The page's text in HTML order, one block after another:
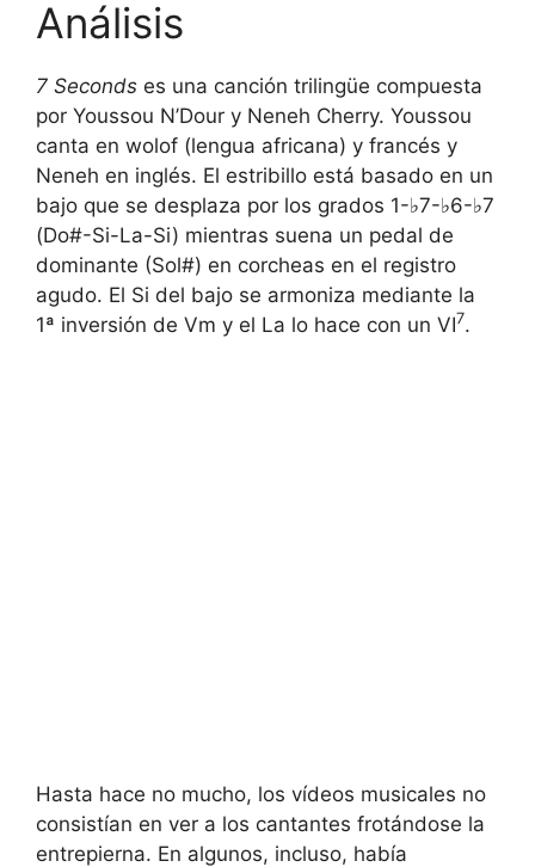
Análisis
7 Seconds es una canción trilingüe compuesta
por Youssou N’Dour y Neneh Cherry. Youssou
canta en wolof (lengua africana) y francés y
Neneh en inglés. El estribillo está basado en un
bajo que se desplaza por los grados 1-♭7-♭6-♭7
(Do#-Si-La-Si) mientras suena un pedal de
dominante (Sol#) en corcheas en el registro
agudo. El Si del bajo se armoniza mediante la
1ª inversión de Vm y el La lo hace con un VI7.
Hasta hace no mucho, los vídeos musicales no
consistían en ver a los cantantes frotándose la
entrepierna. En algunos, incluso, había